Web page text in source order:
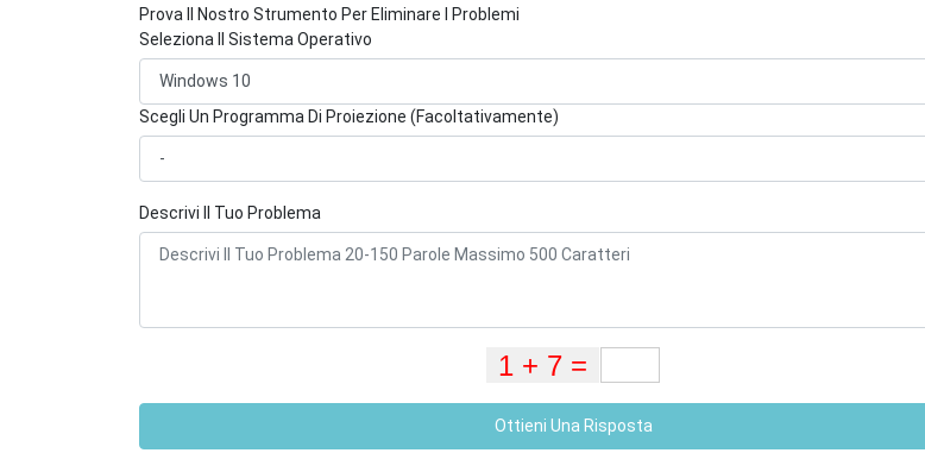
Prova Il Nostro Strumento Per Eliminare I Problemi
Seleziona Il Sistema Operativo
Scegli Un Programma Di Proiezione (Facoltativamente)
Descrivi Il Tuo Problema
Ottieni Una Risposta